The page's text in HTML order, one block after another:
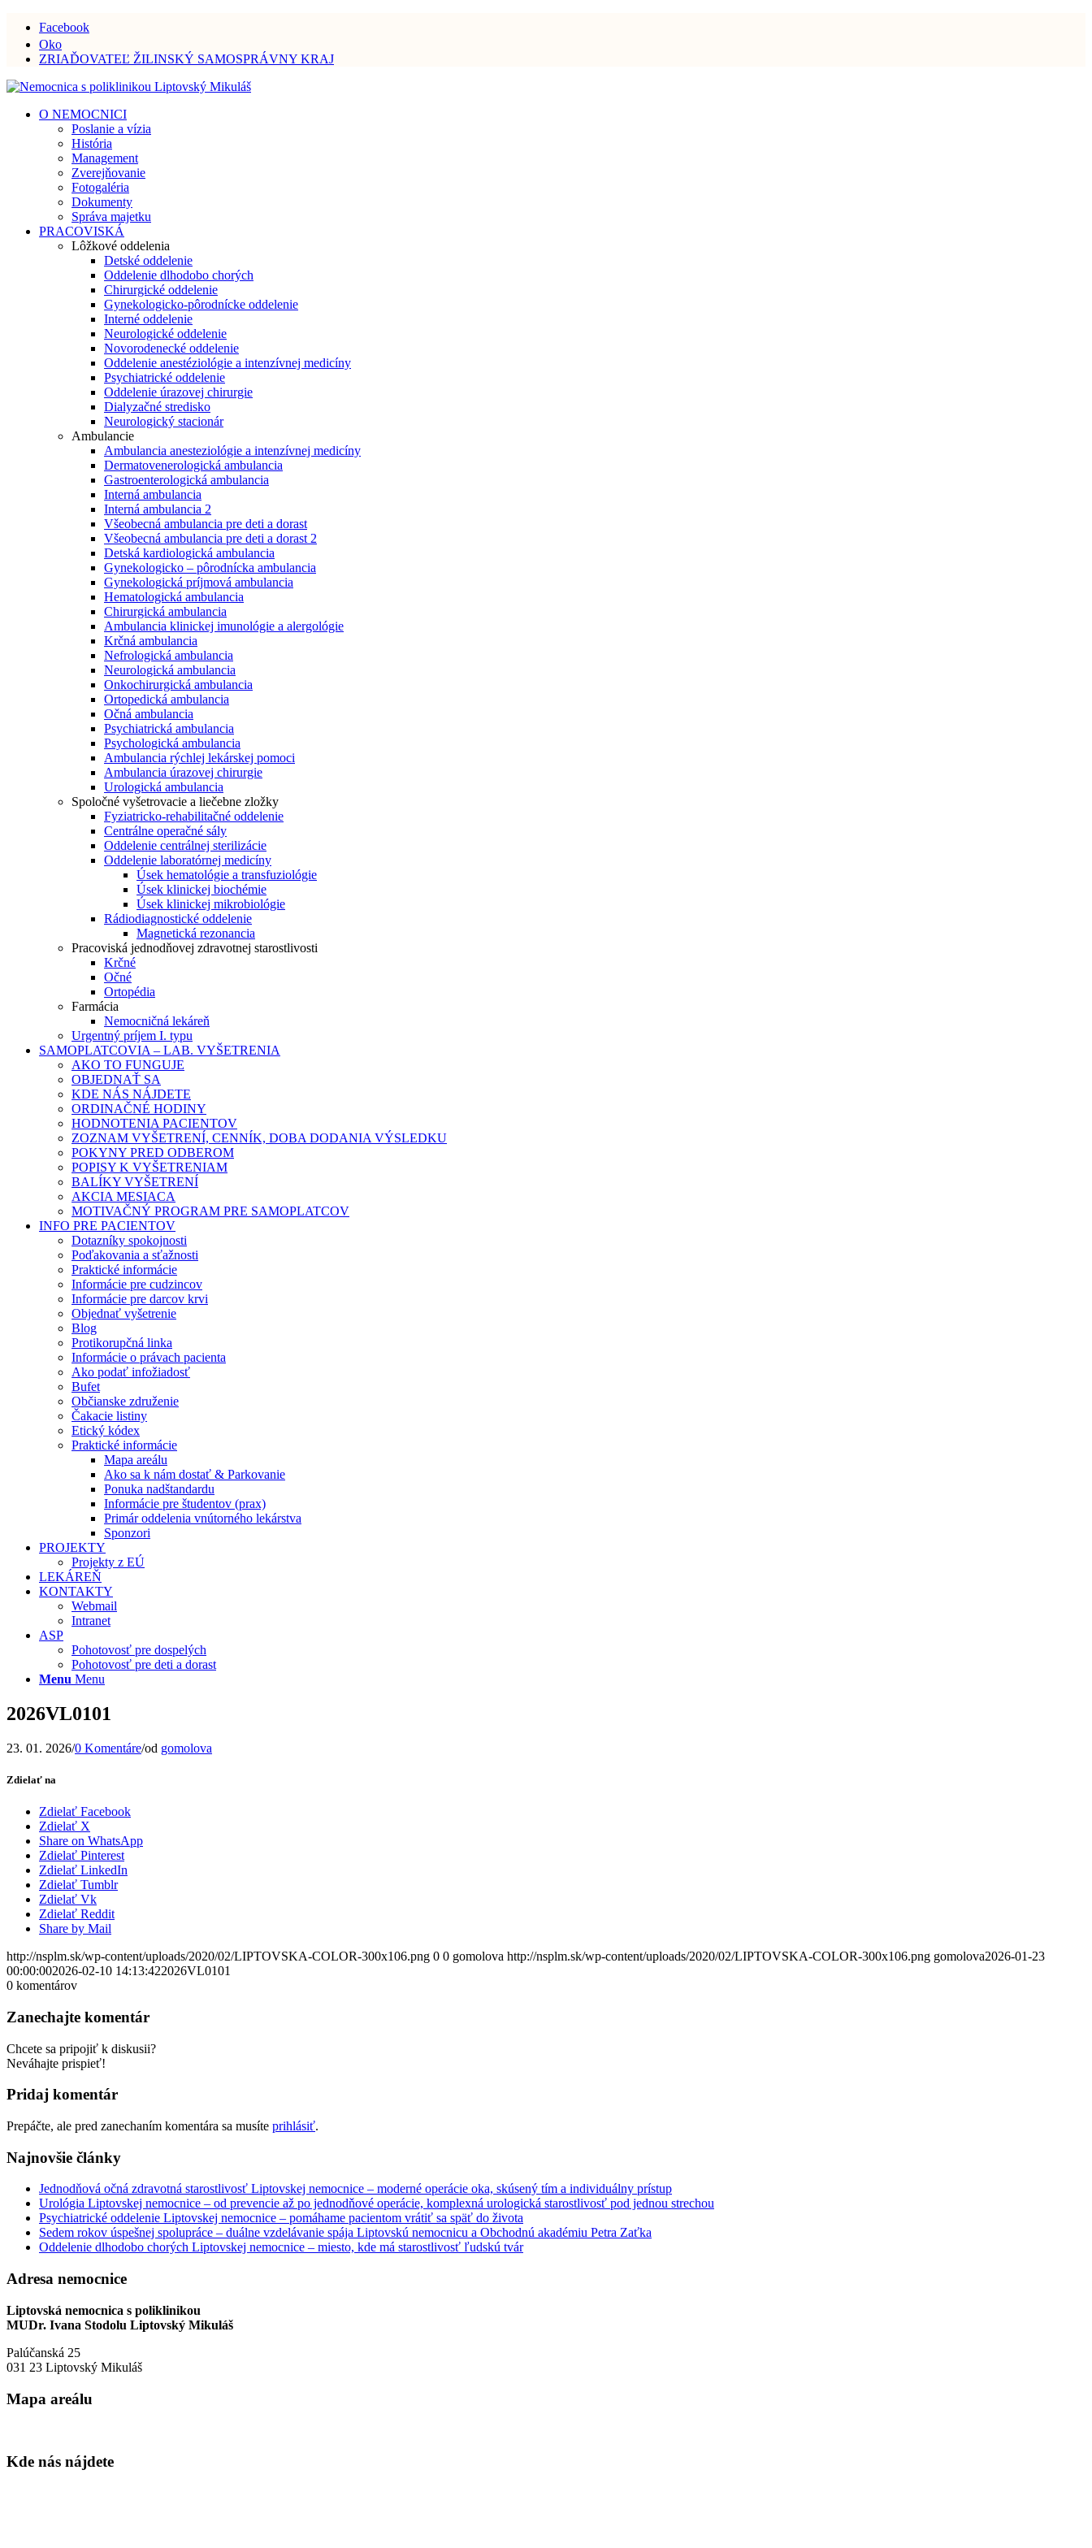
Facebook
Oko
ZRIAĎOVATEĽ ŽILINSKÝ SAMOSPRÁVNY KRAJ
O NEMOCNICI
Poslanie a vízia
História
Management
Zverejňovanie
Fotogaléria
Dokumenty
Správa majetku
PRACOVISKÁ
Lôžkové oddelenia
Detské oddelenie
Oddelenie dlhodobo chorých
Chirurgické oddelenie
Gynekologicko-pôrodnícke oddelenie
Interné oddelenie
Neurologické oddelenie
Novorodenecké oddelenie
Oddelenie anestéziológie a intenzívnej medicíny
Psychiatrické oddelenie
Oddelenie úrazovej chirurgie
Dialyzačné stredisko
Neurologický stacionár
Ambulancie
Ambulancia anesteziológie a intenzívnej medicíny
Dermatovenerologická ambulancia
Gastroenterologická ambulancia
Interná ambulancia
Interná ambulancia 2
Všeobecná ambulancia pre deti a dorast
Všeobecná ambulancia pre deti a dorast 2
Detská kardiologická ambulancia
Gynekologicko – pôrodnícka ambulancia
Gynekologická príjmová ambulancia
Hematologická ambulancia
Chirurgická ambulancia
Ambulancia klinickej imunológie a alergológie
Krčná ambulancia
Nefrologická ambulancia
Neurologická ambulancia
Onkochirurgická ambulancia
Ortopedická ambulancia
Očná ambulancia
Psychiatrická ambulancia
Psychologická ambulancia
Ambulancia rýchlej lekárskej pomoci
Ambulancia úrazovej chirurgie
Urologická ambulancia
Spoločné vyšetrovacie a liečebne zložky
Fyziatricko-rehabilitačné oddelenie
Centrálne operačné sály
Oddelenie centrálnej sterilizácie
Oddelenie laboratórnej medicíny
Úsek hematológie a transfuziológie
Úsek klinickej biochémie
Úsek klinickej mikrobiológie
Rádiodiagnostické oddelenie
Magnetická rezonancia
Pracoviská jednodňovej zdravotnej starostlivosti
Krčné
Očné
Ortopédia
Farmácia
Nemocničná lekáreň
Urgentný príjem I. typu
SAMOPLATCOVIA – LAB. VYŠETRENIA
AKO TO FUNGUJE
OBJEDNAŤ SA
KDE NÁS NÁJDETE
ORDINAČNÉ HODINY
HODNOTENIA PACIENTOV
ZOZNAM VYŠETRENÍ, CENNÍK, DOBA DODANIA VÝSLEDKU
POKYNY PRED ODBEROM
POPISY K VYŠETRENIAM
BALÍKY VYŠETRENÍ
AKCIA MESIACA
MOTIVAČNÝ PROGRAM PRE SAMOPLATCOV
INFO PRE PACIENTOV
Dotazníky spokojnosti
Poďakovania a sťažnosti
Praktické informácie
Informácie pre cudzincov
Informácie pre darcov krvi
Objednať vyšetrenie
Blog
Protikorupčná linka
Informácie o právach pacienta
Ako podať infožiadosť
Bufet
Občianske združenie
Čakacie listiny
Etický kódex
Praktické informácie
Mapa areálu
Ako sa k nám dostať & Parkovanie
Ponuka nadštandardu
Informácie pre študentov (prax)
Primár oddelenia vnútorného lekárstva
Sponzori
PROJEKTY
Projekty z EÚ
LEKÁREŇ
KONTAKTY
Webmail
Intranet
ASP
Pohotovosť pre dospelých
Pohotovosť pre deti a dorast
Menu Menu
2026VL0101
23. 01. 2026/0 Komentáre/od gomolova
Zdielať na
Zdielať Facebook
Zdielať X
Share on WhatsApp
Zdielať Pinterest
Zdielať LinkedIn
Zdielať Tumblr
Zdielať Vk
Zdielať Reddit
Share by Mail
http://nsplm.sk/wp-content/uploads/2020/02/LIPTOVSKA-COLOR-300x106.png 0 0 gomolova http://nsplm.sk/wp-content/uploads/2020/02/LIPTOVSKA-COLOR-300x106.png gomolova2026-01-23
00:00:002026-02-10 14:13:422026VL0101
0 komentárov
Zanechajte komentár
Chcete sa pripojiť k diskusii?
Neváhajte prispieť!
Pridaj komentár
Prepáčte, ale pred zanechaním komentára sa musíte prihlásiť.
Najnovšie články
Jednodňová očná zdravotná starostlivosť Liptovskej nemocnice – moderné operácie oka, skúsený tím a individuálny prístup
Urológia Liptovskej nemocnice – od prevencie až po jednodňové operácie, komplexná urologická starostlivosť pod jednou strechou
Psychiatrické oddelenie Liptovskej nemocnice – pomáhame pacientom vrátiť sa späť do života
Sedem rokov úspešnej spolupráce – duálne vzdelávanie spája Liptovskú nemocnicu a Obchodnú akadémiu Petra Zaťka
Oddelenie dlhodobo chorých Liptovskej nemocnice – miesto, kde má starostlivosť ľudskú tvár
Adresa nemocnice
Liptovská nemocnica s poliklinikou
MUDr. Ivana Stodolu Liptovský Mikuláš
Palúčanská 25
031 23 Liptovský Mikuláš
Mapa areálu
Kde nás nájdete